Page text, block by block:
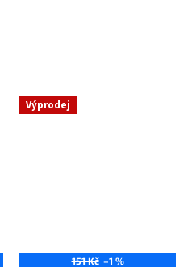
Výprodej
151 Kč –1 %